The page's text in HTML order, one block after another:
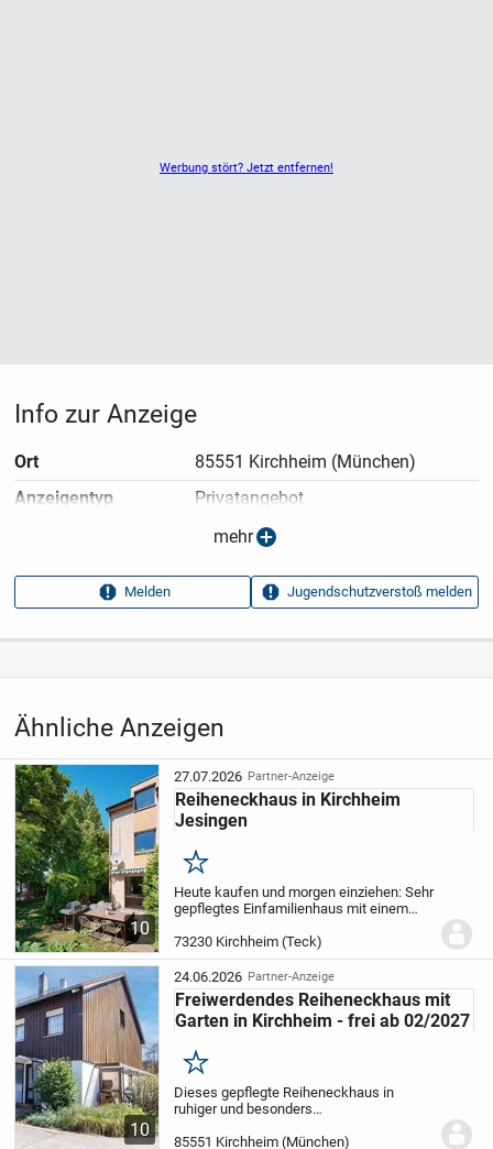
Werbung stört? Jetzt entfernen!
Ähnliche Anzeigen
10
27.07.2026 Partner-Anzeige
Reiheneckhaus in Kirchheim
Jesingen
Merken
Heute kaufen und morgen einziehen: Sehr
gepflegtes Einfamilienhaus mit einem
südwestlich ausgerichteten Terrasse.
Das Haus wurde regelmäßig saniert und
modernisiert, Sie...
73230 Kirchheim (Teck)
10
24.06.2026 Partner-Anzeige
Freiwerdendes Reiheneckhaus mit
Garten in Kirchheim - frei ab 02/2027
Merken
Dieses gepflegte Reiheneckhaus in
ruhiger und besonders
bei München bietet ideale
85551 Kirchheim (München)
Info zur Anzeige
Ort
85551 Kirchheim (München)
Anzeigen­typ
Privatangebot
13.05.2026
Aufrufe dieser
11
mehr
Melden Jugendschutzverstoß melden